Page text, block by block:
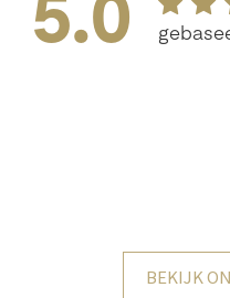
BEKIJK